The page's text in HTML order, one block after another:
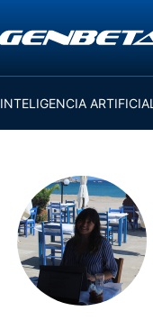
INTELIGENCIA ARTIFICIAL